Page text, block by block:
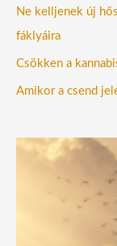
Ne kelljenek új
fáklyáira
Csökken a
Amikor a csend